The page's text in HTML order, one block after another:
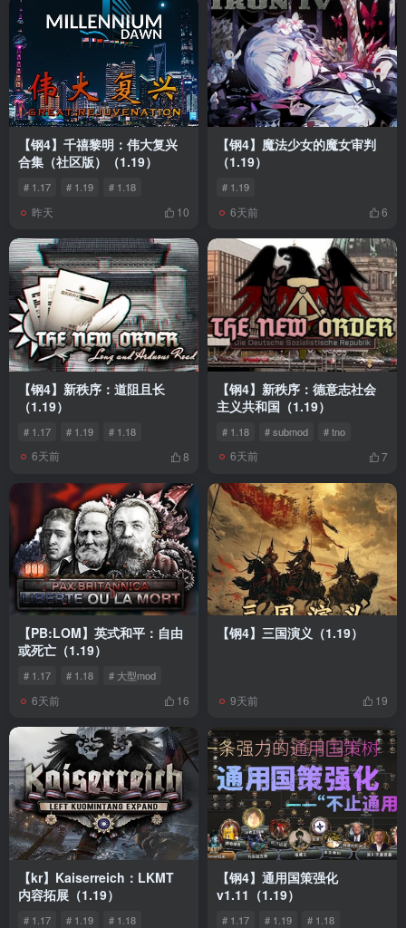
【钢4】千禧黎明：伟大复兴
合集（社区版）（1.19）
# 1.17 # 1.19 # 1.18
昨天 10
【钢4】魔法少女的魔女审判
（1.19）
# 1.19
6天前 6
【钢4】新秩序：道阻且长
（1.19）
# 1.17 # 1.19 # 1.18
6天前 8
【钢4】新秩序：德意志社会
主义共和国（1.19）
# 1.18 # submod # tno
6天前 7
【PB:LOM】英式和平：自由
或死亡（1.19）
# 1.17 # 1.18 # 大型mod
6天前 16
【钢4】三国演义（1.19）
9天前 19
【kr】Kaiserreich：LKMT
内容拓展（1.19）
# 1.17 # 1.19 # 1.18
【钢4】通用国策强化
v1.11（1.19）
# 1.17 # 1.19 # 1.18